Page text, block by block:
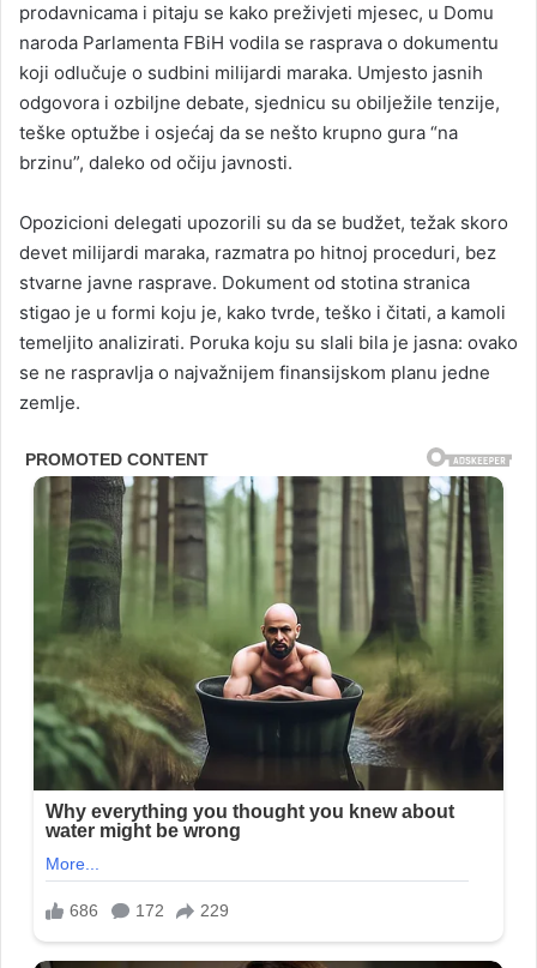
prodavnicama i pitaju se kako preživjeti mjesec, u Domu
naroda Parlamenta FBiH vodila se rasprava o dokumentu
koji odlučuje o sudbini milijardi maraka. Umjesto jasnih
odgovora i ozbiljne debate, sjednicu su obilježile tenzije,
teške optužbe i osjećaj da se nešto krupno gura “na
brzinu”, daleko od očiju javnosti.
Opozicioni delegati upozorili su da se budžet, težak skoro
devet milijardi maraka, razmatra po hitnoj proceduri, bez
stvarne javne rasprave. Dokument od stotina stranica
stigao je u formi koju je, kako tvrde, teško i čitati, a kamoli
temeljito analizirati. Poruka koju su slali bila je jasna: ovako
se ne raspravlja o najvažnijem finansijskom planu jedne
zemlje.